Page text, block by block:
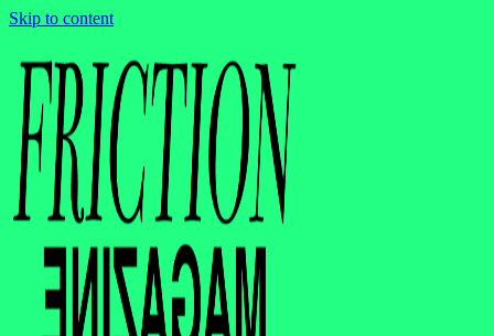
Skip to content